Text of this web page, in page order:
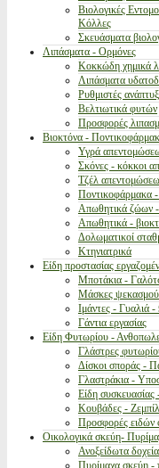
Βιολογικές
Κόλλες
Σκευάσματα
Λιπάσματα - Ορμόνες
Κοκκώδη χημικά
Λιπάσματα
Ρυθμιστές
Βελτιωτικά φυτών
Προσφορές
Βιοκτόνα -
Υγρά
Σκόνες - κόκκοι
Τζέλ
Ποντικοφάρμακα
Απωθητικά ζώων -
Απωθητικά -
Δολωματικοί
Κτηνιατρικά
Είδη προστασίας
Μποτάκια -
Μάσκες ψεκασμού
Ιμάντες - Γυαλιά
Γάντια εργασίας
Είδη Φυτωρίου -
Γλάστρες
Δίσκοι σποράς -
Γλαστράκια -
Είδη
Κουβάδες -
Προσφορές ειδών
Οικολογικά σκεύη-
Ανοξείδωτα
Πυρίμαχα σκεύη -